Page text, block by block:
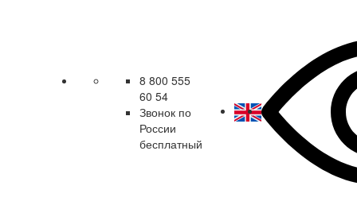
8 800 555
60 54
Звонок по
России
бесплатный